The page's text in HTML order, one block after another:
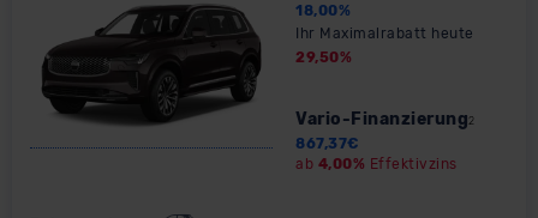
18,00%
Ihr Maximalrabatt heute
29,50%
Vario-Finanzierung2
867,37€
ab 4,00% Effektivzins